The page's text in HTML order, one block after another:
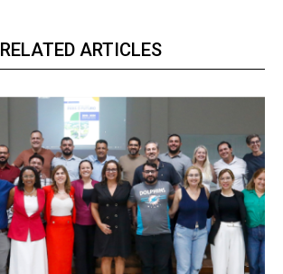
RELATED ARTICLES